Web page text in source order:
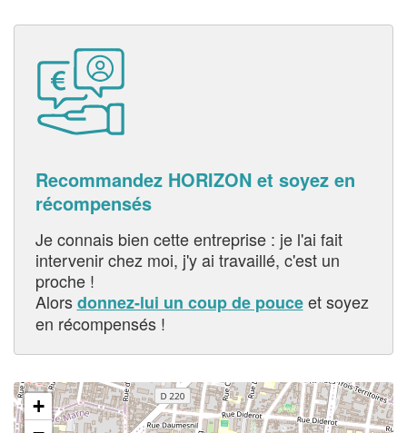
Recommandez HORIZON et soyez en
récompensés
Je connais bien cette entreprise : je l'ai fait
intervenir chez moi, j'y ai travaillé, c'est un
proche !
Alorsdonnez-lui un coup de pouceet soyez
en récompensés !
+